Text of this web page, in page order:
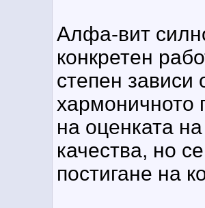
Алфа-вит
конкретен
степен зависи
хармоничното
на оценката
качества, но
постигане на